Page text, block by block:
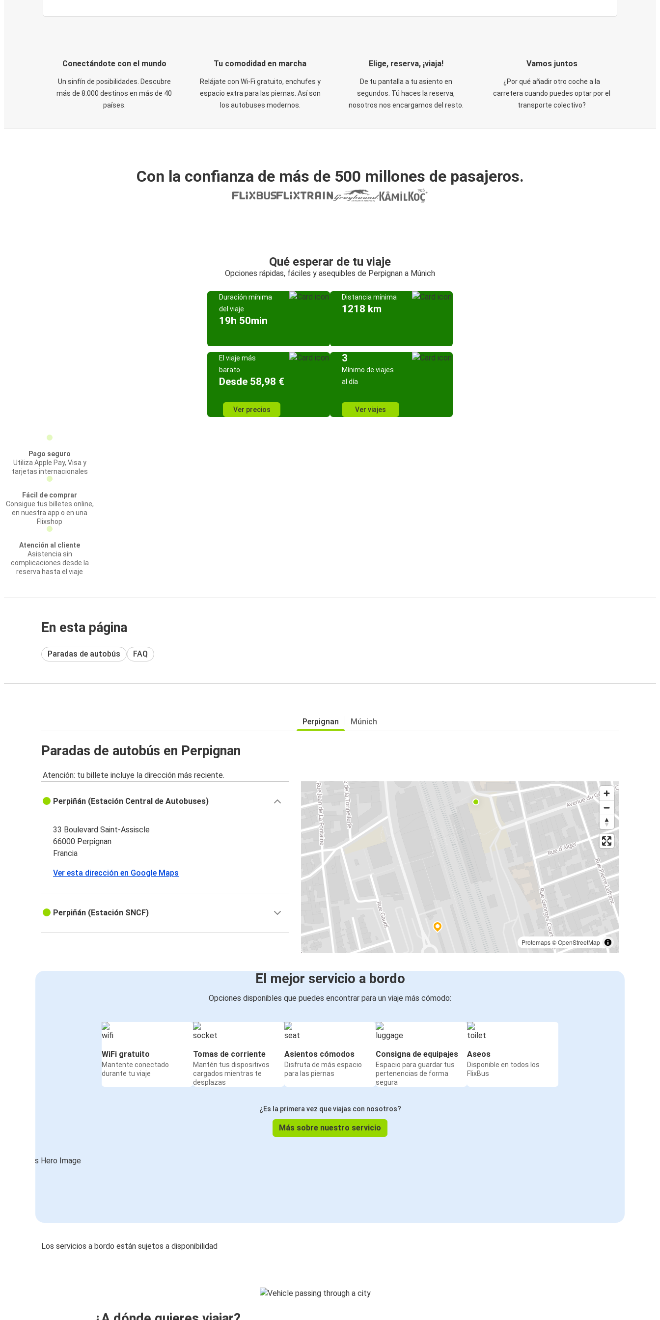
Conectándote con el mundo
Un sinfín de posibilidades. Descubre
más de 8.000 destinos en más de 40
países.
Tu comodidad en marcha
Relájate con Wi-Fi gratuito, enchufes y
espacio extra para las piernas. Así son
los autobuses modernos.
Elige, reserva, ¡viaja!
De tu pantalla a tu asiento en
segundos. Tú haces la reserva,
nosotros nos encargamos del resto.
Vamos juntos
¿Por qué añadir otro coche a la
carretera cuando puedes optar por el
transporte colectivo?
Con la confianza de más de 500 millones de pasajeros.
Qué esperar de tu viaje
Opciones rápidas, fáciles y asequibles de Perpignan a Múnich
Duración mínima
del viaje
19h 50min
Distancia mínima
1218 km
El viaje más
barato
Desde 58,98 €
Ver precios
3
Mínimo de viajes
al día
Ver viajes
Pago seguro
Utiliza Apple Pay, Visa y
tarjetas internacionales
Fácil de comprar
Consigue tus billetes online,
en nuestra app o en una
Flixshop
Atención al cliente
Asistencia sin
complicaciones desde la
reserva hasta el viaje
En esta página
Paradas de autobús FAQ
Perpignan Múnich
Paradas de autobús en Perpignan
Atención: tu billete incluye la dirección más reciente.
Protomaps©OpenStreetMap
Perpiñán (Estación Central de Autobuses)
33 Boulevard Saint-Assiscle
66000 Perpignan
Francia
Ver esta dirección en Google Maps
Perpiñán (Estación SNCF)
El mejor servicio a bordo
Opciones disponibles que puedes encontrar para un viaje más cómodo:
WiFi gratuito
Mantente conectado
durante tu viaje
Tomas de corriente
Mantén tus dispositivos
cargados mientras te
desplazas
Asientos cómodos
Disfruta de más espacio
para las piernas
Consigna de equipajes
Espacio para guardar tus
pertenencias de forma
segura
Aseos
Disponible en todos los
FlixBus
¿Es la primera vez que viajas con nosotros?
Más sobre nuestro servicio
Los servicios a bordo están sujetos a disponibilidad